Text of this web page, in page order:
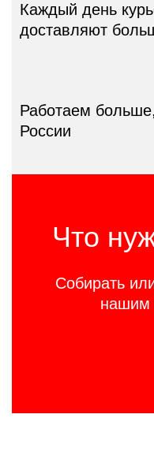
Каждый день
доставляют
Работаем больше,
России
Что
Собирать
нашим